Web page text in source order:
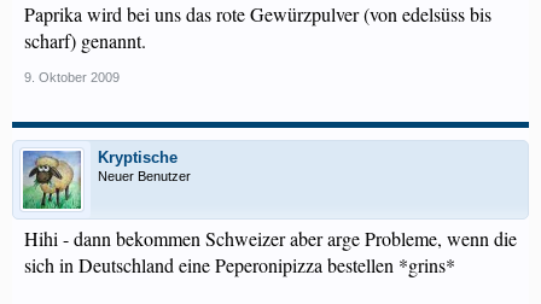
Paprika wird bei uns das rote Gewürzpulver (von edelsüss bis
scharf) genannt.
9. Oktober 2009
Kryptische
Neuer Benutzer
Hihi - dann bekommen Schweizer aber arge Probleme, wenn die
sich in Deutschland eine Peperonipizza bestellen *grins*